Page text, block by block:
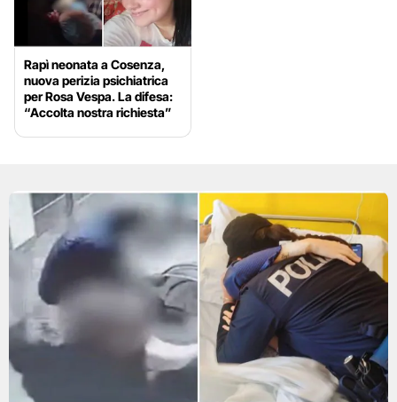
Rapì neonata a Cosenza,
nuova perizia psichiatrica
per Rosa Vespa. La difesa:
“Accolta nostra richiesta”